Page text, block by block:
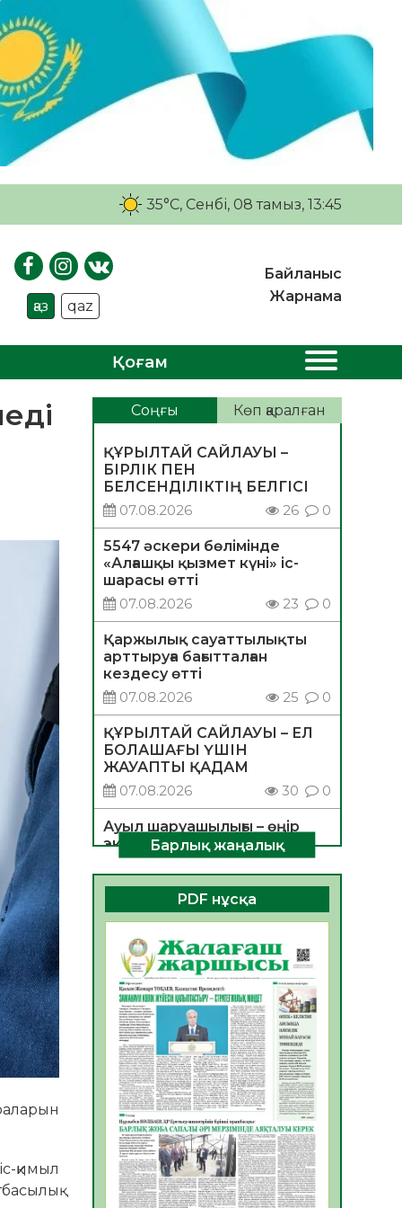
35°C, Сенбі, 08 тамыз, 13:45
қаз qaz
Байланыс
Жарнама
Қоғам
қимыл
Соңғы Көп қаралған
ҚҰРЫЛТАЙ САЙЛАУЫ –
БІРЛІК ПЕН
БЕЛСЕНДІЛІКТІҢ БЕЛГІСІ
07.08.2026
26 0
5547 әскери бөлімінде
«Алғашқы қызмет күні» іс-
шарасы өтті
07.08.2026
23 0
Қаржылық сауаттылықты
арттыруға бағытталған
кездесу өтті
07.08.2026
25 0
ҚҰРЫЛТАЙ САЙЛАУЫ – ЕЛ
БОЛАШАҒЫ ҮШІН
ЖАУАПТЫ ҚАДАМ
07.08.2026
30 0
Ауыл шаруашылығы – өңір
экономикасының негізгі
тірегі
06.08.2026
39 0
ҚОҒАМДЫҚ БЕЛСЕНДІЛІК –
ЕЛ ДАМУЫНЫҢ НЕГІЗІ
06.08.2026
36
ҚҰРЫЛТАЙ САЙЛАУЫ –
БОЛАШАҚҚА БАСТАР
ЖАУАПТЫ ТАҢДАУ
06.08.2026
38
Инфекциялық ауруларға
қарсы иммундау
жұмыстарының тиімділігі
06.08.2026
40
Көкжөтел ауруы туралы
Барлық жаңалық
PDF нұсқа